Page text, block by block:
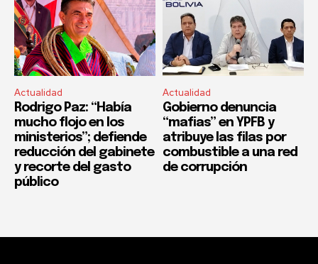
Actualidad
Rodrigo Paz: “Había
mucho flojo en los
ministerios”; defiende
reducción del gabinete
y recorte del gasto
público
Actualidad
Gobierno denuncia
“mafias” en YPFB y
atribuye las filas por
combustible a una red
de corrupción